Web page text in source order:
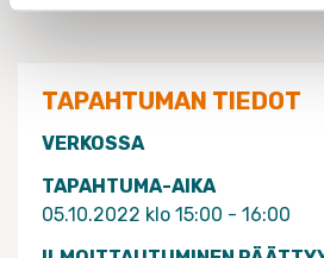
TAPAHTUMAN TIEDOT
VERKOSSA
TAPAHTUMA-AIKA
05.10.2022 klo 15:00 - 16:00